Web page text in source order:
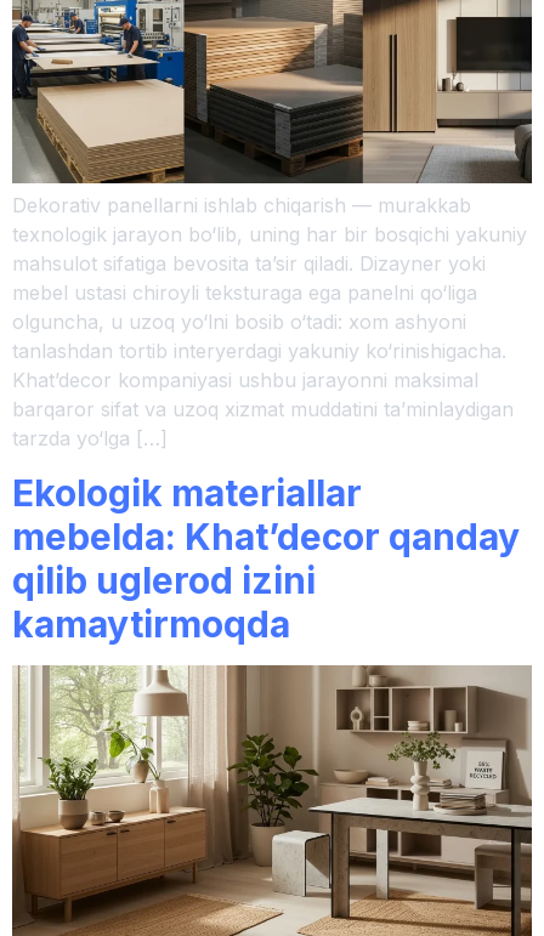
Dekorativ panellarni ishlab chiqarish — murakkab
texnologik jarayon bo‘lib, uning har bir bosqichi yakuniy
mahsulot sifatiga bevosita ta’sir qiladi. Dizayner yoki
mebel ustasi chiroyli teksturaga ega panelni qo‘liga
olguncha, u uzoq yo‘lni bosib o‘tadi: xom ashyoni
tanlashdan tortib interyerdagi yakuniy ko‘rinishigacha.
Khat’decor kompaniyasi ushbu jarayonni maksimal
barqaror sifat va uzoq xizmat muddatini ta’minlaydigan
tarzda yo‘lga […]
Ekologik materiallar
mebelda: Khat’decor qanday
qilib uglerod izini
kamaytirmoqda